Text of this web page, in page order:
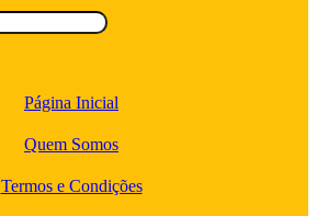
Página Inicial
Quem Somos
Termos e Condições